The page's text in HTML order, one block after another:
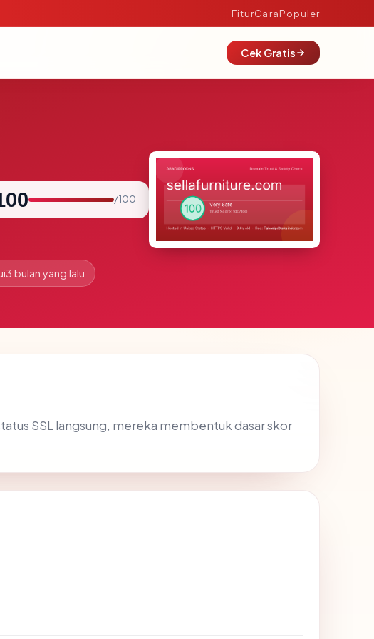
FiturCaraPopuler
Cek Gratis
/ 100
3 bulan yang lalu
SSL langsung, mereka membentuk dasar skor